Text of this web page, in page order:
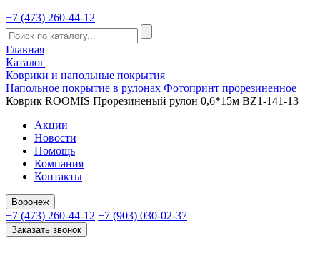
+7 (473) 260-44-12
Главная
Каталог
Коврики и напольные покрытия
Напольное покрытие в рулонах Фотопринт прорезиненное
Коврик ROOMIS Прорезиненый рулон 0,6*15м BZ1-141-13
Акции
Новости
Помощь
Компания
Контакты
Воронеж
+7 (473) 260-44-12 +7 (903) 030-02-37
Заказать звонок